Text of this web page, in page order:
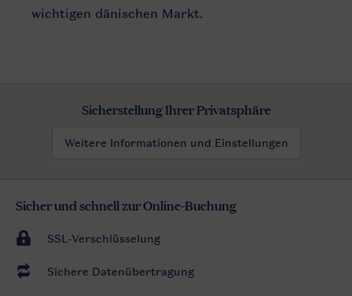
wichtigen dänischen Markt.
Sicherstellung Ihrer Privatsphäre
Weitere Informationen und Einstellungen
Sicher und schnell zur Online-Buchung
SSL-Verschlüsselung
Sichere Datenübertragung